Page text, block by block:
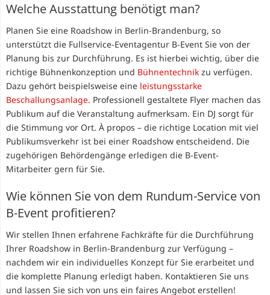
Welche Ausstattung benötigt man?
Planen Sie eine Roadshow in Berlin-Brandenburg, so
unterstützt die Fullservice-Eventagentur B-Event Sie von der
Planung bis zur Durchführung. Es ist hierbei wichtig, über die
richtige Bühnenkonzeption und Bühnentechnik zu verfügen.
Dazu gehört beispielsweise eine leistungsstarke
Beschallungsanlage. Professionell gestaltete Flyer machen das
Publikum auf die Veranstaltung aufmerksam. Ein DJ sorgt für
die Stimmung vor Ort. À propos – die richtige Location mit viel
Publikumsverkehr ist bei einer Roadshow entscheidend. Die
zugehörigen Behördengänge erledigen die B-Event-
Mitarbeiter gern für Sie.
Wie können Sie von dem Rundum-Service von
B-Event profitieren?
Wir stellen Ihnen erfahrene Fachkräfte für die Durchführung
Ihrer Roadshow in Berlin-Brandenburg zur Verfügung –
nachdem wir ein individuelles Konzept für Sie erarbeitet und
die komplette Planung erledigt haben. Kontaktieren Sie uns
und lassen Sie sich von uns ein faires Angebot erstellen!